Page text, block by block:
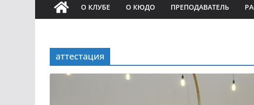
О КЛУБЕ О КЮДО ПРЕПОДАВАТЕЛЬ
аттестация